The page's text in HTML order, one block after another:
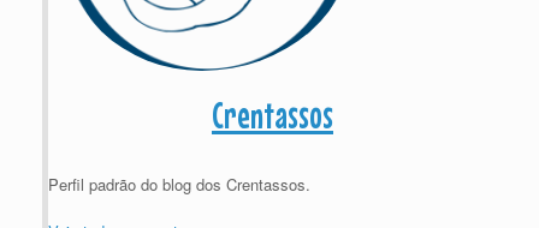
Crentassos
Perfil padrão do blog dos Crentassos.